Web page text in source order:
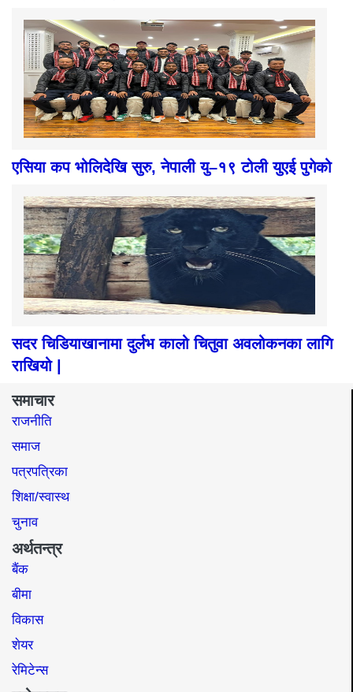
एसिया कप भोलिदेखि सुरु, नेपाली यु–१९ टोली युएई पुगेको
सदर चिडियाखानामा दुर्लभ कालो चितुवा अवलोकनका लागि
राखियो |
समाचार
राजनीति
समाज​
पत्रपत्रिका
शिक्षा/स्वास्थ
चुनाव
अर्थतन्त्र
बैंक
बीमा
विकास
शेयर
रेमिटेन्स